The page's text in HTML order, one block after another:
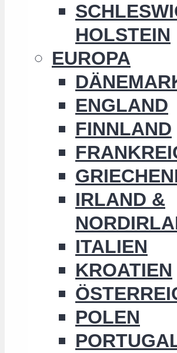
HOLSTEIN
EUROPA
ENGLAND
FINNLAND
IRLAND &
ITALIEN
KROATIEN
POLEN